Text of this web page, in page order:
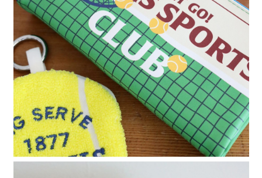
資料（包含姓名、電話或地址）提供予台灣大哥大進項蒐集、處理及利用，
由本公司與您本人進行分期帳單所需資料之確認、核對及更正。
3.完整用戶服務條款，請詳閱以下連結：https://oppay.tw/userRule
是否繳費成功／繳費後需取消欲退款等相關疑問，請聯繫「AFTEE先享後付
客戶支援中心」https://netprotections.freshdesk.com/support/home
【注意事項】
１．透過由恩沛科技股份有限公司提供之「AFTEE先享後付」服務完成之交
易，需依本服務之必要範圍內提供個人資料，並將交易相關給付款項請求債
權轉讓予恩沛科技股份有限公司。
２．關於個人資料處理事宜，請瀏覽以下網址：https://aftee.tw/terms/#terms3
３．未成年的使用者請事先徵得法定代理人或監護人之同意方可使用
「AFTEE先享後付」，若未經同意申辦者引起之損失，本公司不負相關責
任。
４．使用「AFTEE先享後付」時，將依據個別帳號之用戶狀況，依本公司即
時審查核予不同之上限額度；若仍有額度不足之情形，本公司將視審查結果
請求用戶進行身份認證。
５．嚴禁一人註冊多個帳號或使用他人資訊註冊。若發現惡意使用之情形，
每筆NT$80，滿NT$1,500(含以上)免運費